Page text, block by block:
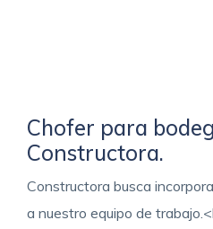
Chofer para
Constructora.
Constructora busca
a nuestro equipo de